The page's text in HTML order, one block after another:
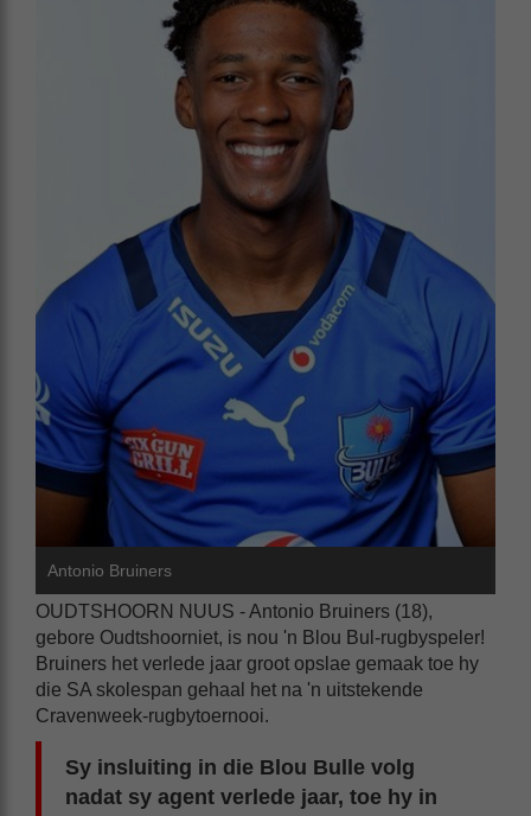
Antonio Bruiners
OUDTSHOORN NUUS - Antonio Bruiners (18),
gebore Oudtshoorniet, is nou 'n Blou Bul-rugbyspeler!
Bruiners het verlede jaar groot opslae gemaak toe hy
die SA skolespan gehaal het na 'n uitstekende
Cravenweek-rugbytoernooi.
Sy insluiting in die Blou Bulle volg
nadat sy agent verlede jaar, toe hy in